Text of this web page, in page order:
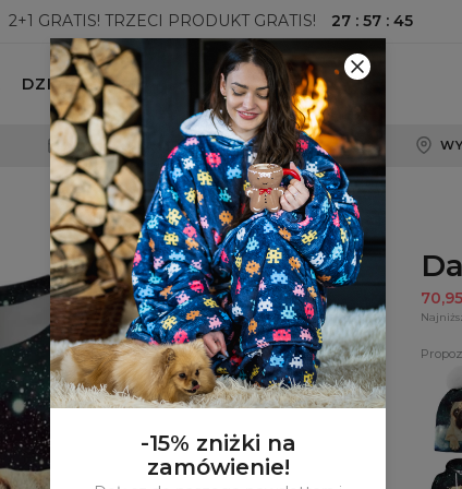
2+1 GRATIS! TRZECI PRODUKT GRATIS! 27: 57: 43
DZIECKO
100-DNIOWE PRAWO ZWROTU
bluza
-15% zniżki na
zamówienie!